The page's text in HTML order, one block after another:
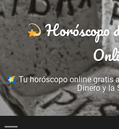
Horóscopo
Tu horóscopo online gratis
Dinero y la